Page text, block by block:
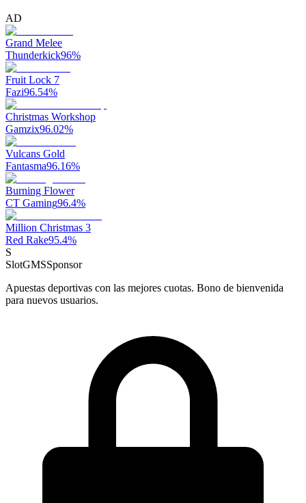
AD
Grand Melee
Thunderkick96%
Fruit Lock 7
Fazi96.54%
Christmas Workshop
Gamzix96.02%
Vulcans Gold
Fantasma96.16%
Burning Flower
CT Gaming96.4%
Million Christmas 3
Red Rake95.4%
S
SlotGMSSponsor
Apuestas deportivas con las mejores cuotas. Bono de bienvenida
para nuevos usuarios.